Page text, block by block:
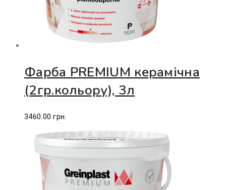
Фарба PREMIUM керамічна
(2гр.кольору), 3л
3460.00 грн.